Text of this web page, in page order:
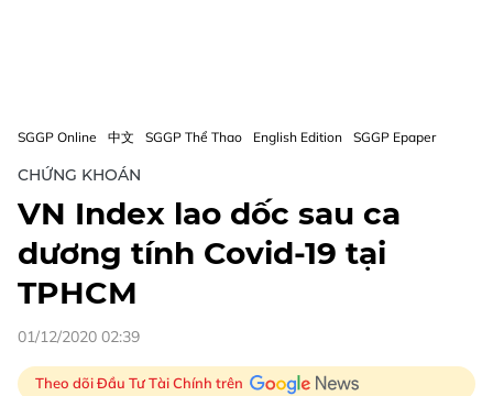
SGGP Online 中文 SGGP Thể Thao English Edition SGGP Epaper
CHỨNG KHOÁN
VN Index lao dốc sau ca
dương tính Covid-19 tại
TPHCM
01/12/2020 02:39
Theo dõi Đầu Tư Tài Chính trên